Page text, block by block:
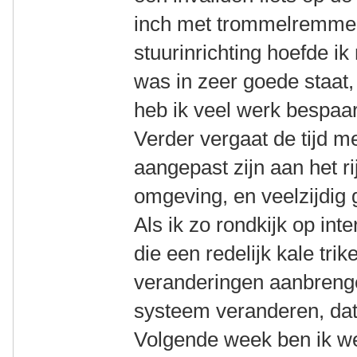
inch met
stuurinrichting hoefde
was in zeer goede
heb ik veel werk
Verder vergaat de tijd
aangepast zijn aan het
omgeving, en veelzijdig
Als ik zo rondkijk op
die een redelijk kale
veranderingen
systeem veranderen,
Volgende week ben ik